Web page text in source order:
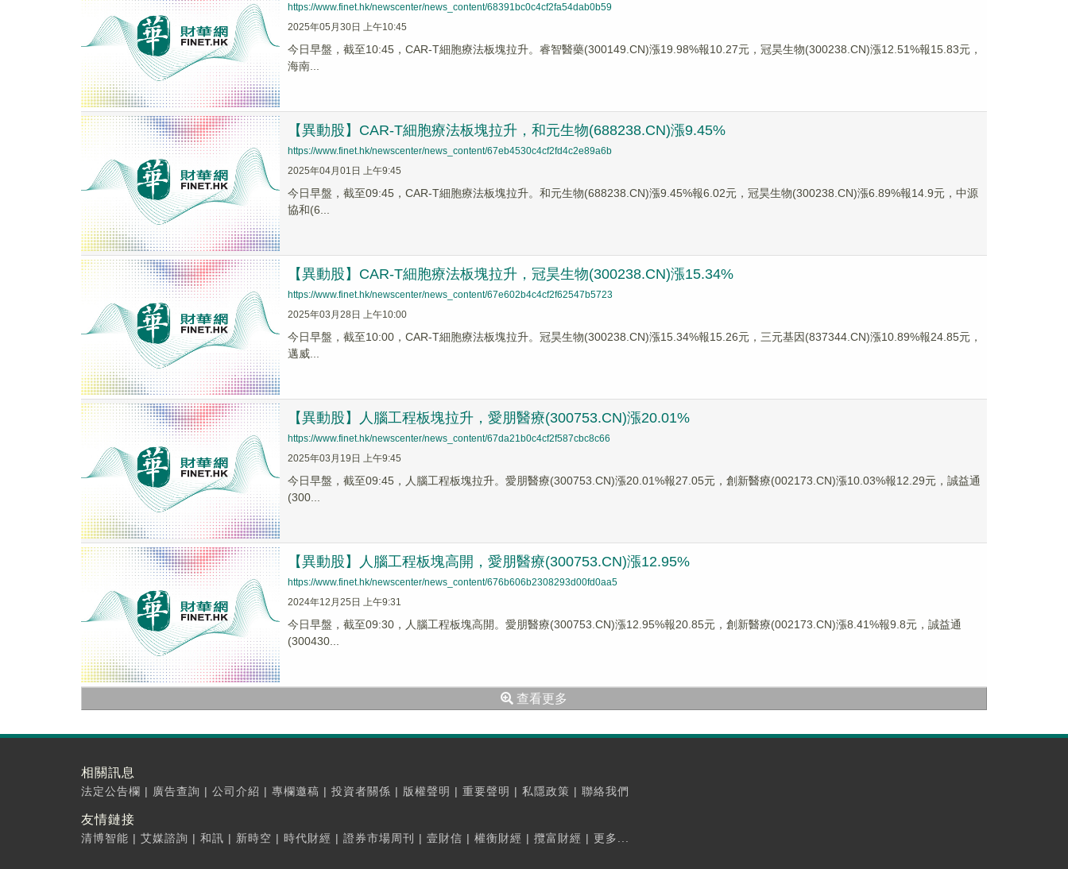
https://www.finet.hk/newscenter/news_content/68391bc0c4cf2fa54dab0b59
2025年05月30日 上午10:45
今日早盤，截至10:45，CAR-T細胞療法板塊拉升。睿智醫藥(300149.CN)漲19.98%報10.27元，冠昊生物(300238.CN)漲12.51%報15.83元，
海南...
【異動股】CAR-T細胞療法板塊拉升，和元生物(688238.CN)漲9.45%
https://www.finet.hk/newscenter/news_content/67eb4530c4cf2fd4c2e89a6b
2025年04月01日 上午9:45
今日早盤，截至09:45，CAR-T細胞療法板塊拉升。和元生物(688238.CN)漲9.45%報6.02元，冠昊生物(300238.CN)漲6.89%報14.9元，中源
協和(6...
【異動股】CAR-T細胞療法板塊拉升，冠昊生物(300238.CN)漲15.34%
https://www.finet.hk/newscenter/news_content/67e602b4c4cf2f62547b5723
2025年03月28日 上午10:00
今日早盤，截至10:00，CAR-T細胞療法板塊拉升。冠昊生物(300238.CN)漲15.34%報15.26元，三元基因(837344.CN)漲10.89%報24.85元，
邁威...
【異動股】人腦工程板塊拉升，愛朋醫療(300753.CN)漲20.01%
https://www.finet.hk/newscenter/news_content/67da21b0c4cf2f587cbc8c66
2025年03月19日 上午9:45
今日早盤，截至09:45，人腦工程板塊拉升。愛朋醫療(300753.CN)漲20.01%報27.05元，創新醫療(002173.CN)漲10.03%報12.29元，誠益通
(300...
【異動股】人腦工程板塊高開，愛朋醫療(300753.CN)漲12.95%
https://www.finet.hk/newscenter/news_content/676b606b2308293d00fd0aa5
2024年12月25日 上午9:31
今日早盤，截至09:30，人腦工程板塊高開。愛朋醫療(300753.CN)漲12.95%報20.85元，創新醫療(002173.CN)漲8.41%報9.8元，誠益通
(300430...
查看更多
相關訊息
法定公告欄 | 廣告查詢 | 公司介紹 | 專欄邀稿 | 投資者關係 | 版權聲明 | 重要聲明 | 私隱政策 | 聯絡我們
友情鏈接
清博智能 | 艾媒諮詢 | 和訊 | 新時空 | 時代財經 | 證券市場周刊 | 壹財信 | 權衡財經 | 攬富財經 | 更多...